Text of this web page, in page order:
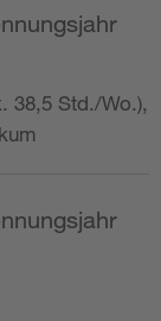
38,5 Std./Wo.),